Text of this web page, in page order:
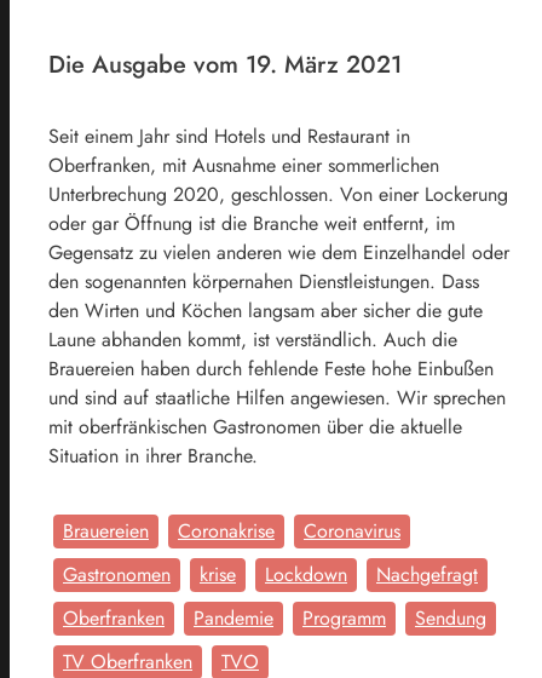
Die Ausgabe vom 19. März 2021
Seit einem Jahr sind Hotels und Restaurant in
Oberfranken, mit Ausnahme einer sommerlichen
Unterbrechung 2020, geschlossen. Von einer Lockerung
oder gar Öffnung ist die Branche weit entfernt, im
Gegensatz zu vielen anderen wie dem Einzelhandel oder
den sogenannten körpernahen Dienstleistungen. Dass
den Wirten und Köchen langsam aber sicher die gute
Laune abhanden kommt, ist verständlich. Auch die
Brauereien haben durch fehlende Feste hohe Einbußen
und sind auf staatliche Hilfen angewiesen. Wir sprechen
mit oberfränkischen Gastronomen über die aktuelle
Situation in ihrer Branche.
Brauereien Coronakrise
Coronavirus
Gastronomen
krise Lockdown
Nachgefragt
Oberfranken
Pandemie Programm
Sendung
TV Oberfranken
TVO